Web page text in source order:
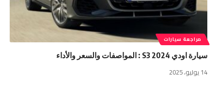
مراجعة سيارات
سيارة اودي S3 2024 : المواصفات والسعر والأداء
14 يوليو، 2025